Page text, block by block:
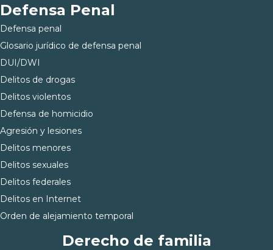
Defensa Penal
Defensa penal
Glosario jurídico de defensa penal
DUI/DWI
Delitos de drogas
Delitos violentos
Defensa de homicidio
Agresión y lesiones
Delitos menores
Delitos sexuales
Delitos federales
Delitos en Internet
Orden de alejamiento temporal
Derecho de familia